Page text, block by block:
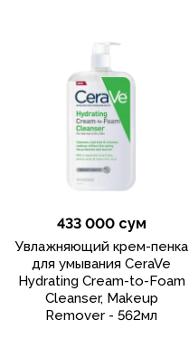
433 000 сум
Увлажняющий крем-пенка
для умывания CeraVe
Hydrating Cream-to-Foam
Cleanser, Makeup
Remover - 562мл